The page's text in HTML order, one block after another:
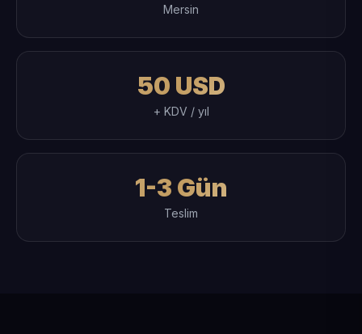
Mersin
50 USD
+ KDV / yıl
1-3 Gün
Teslim